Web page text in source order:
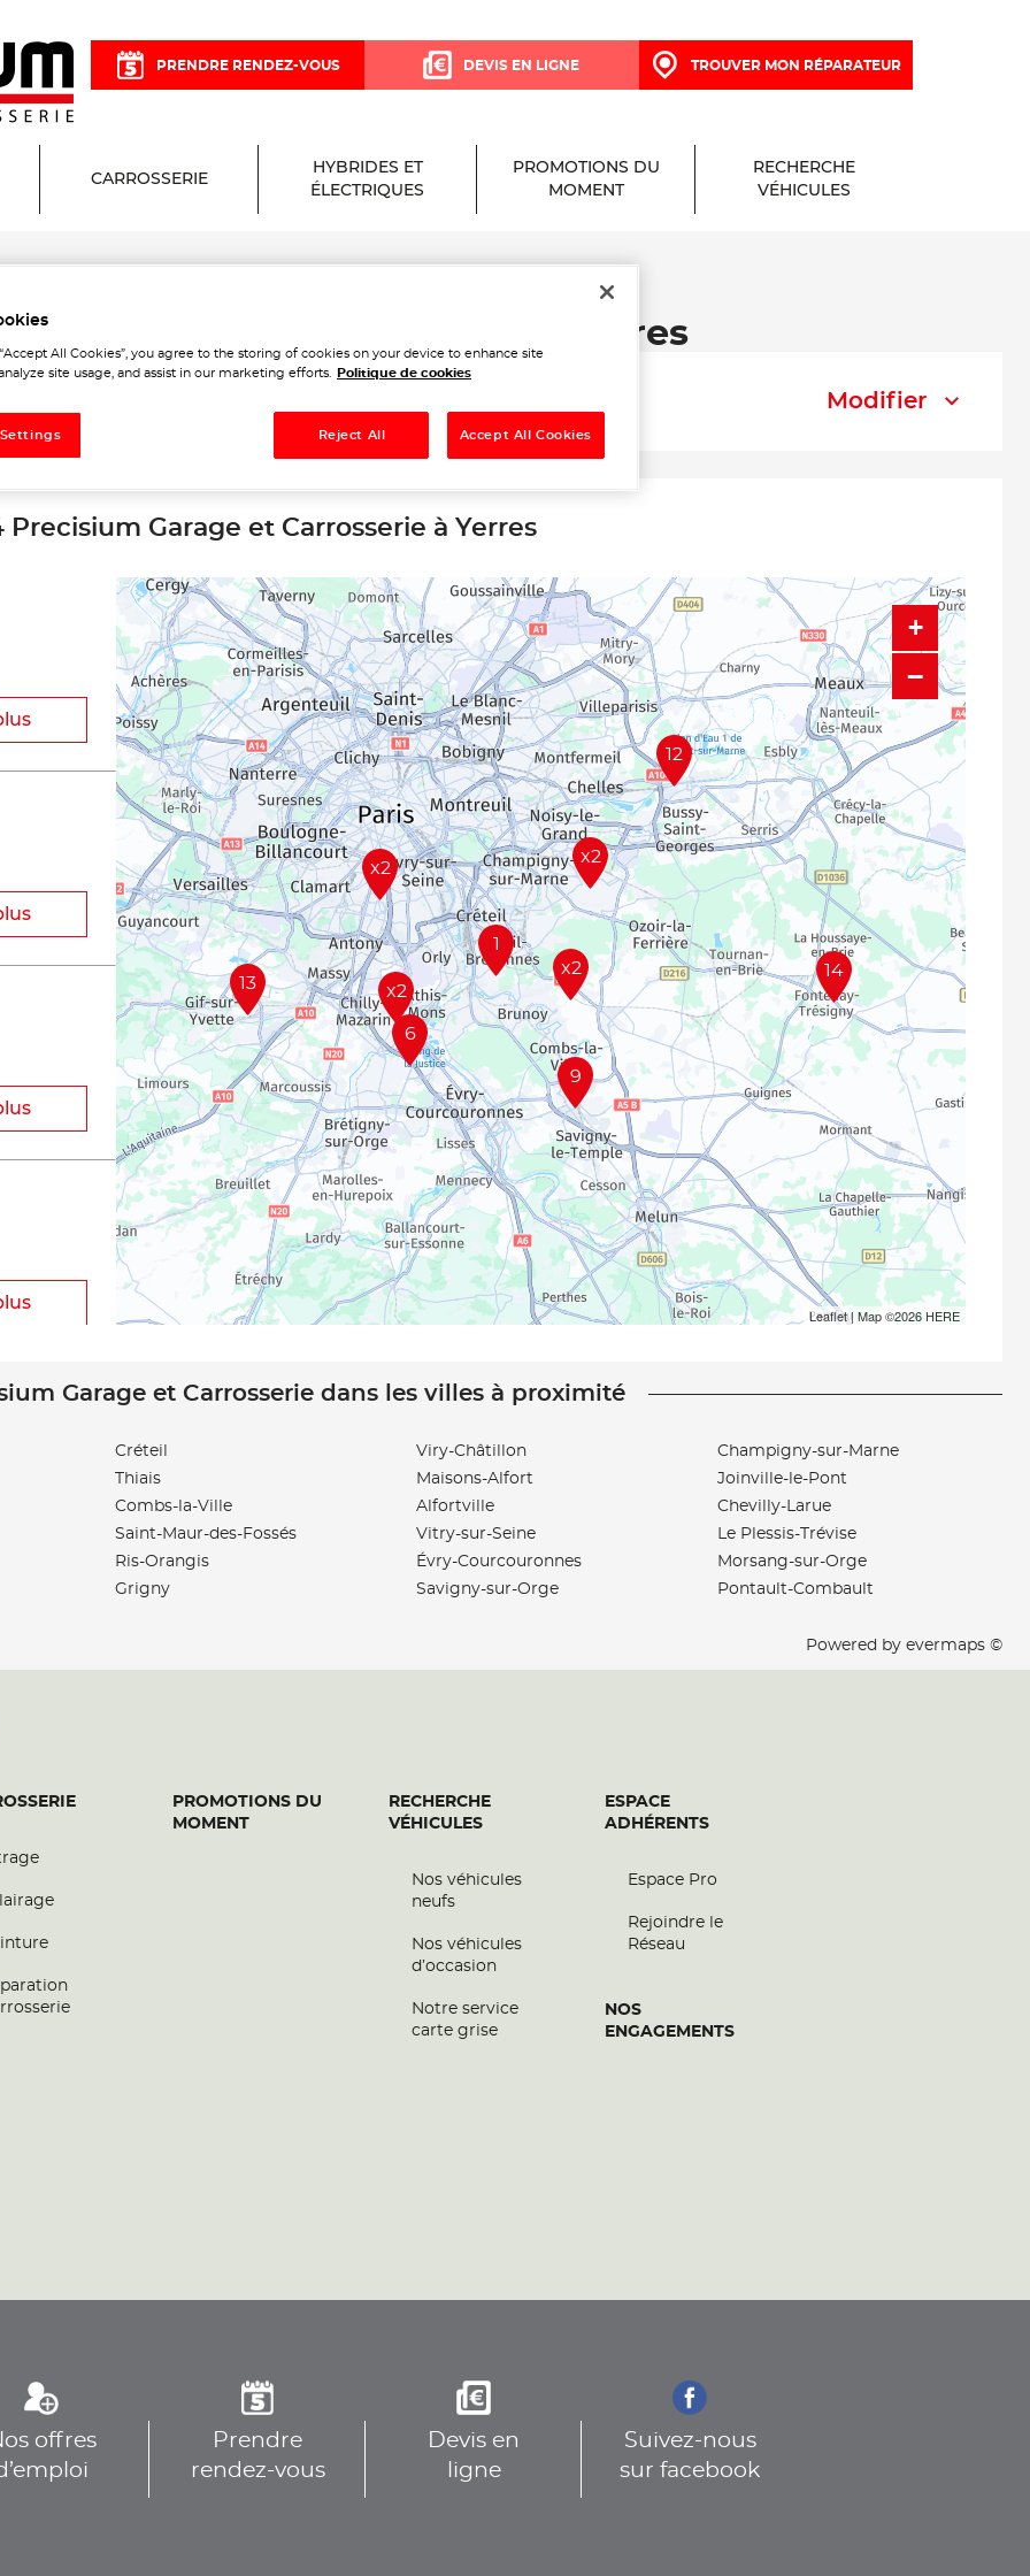
PRENDRE RENDEZ-VOUS DEVIS EN LIGNE TROUVER MON RÉPARATEUR
CARROSSERIE
HYBRIDES ET
ÉLECTRIQUES
PROMOTIONS DU
MOMENT
RECHERCHE
VÉHICULES
Garage et Carrosserie à Yerres
Modifier
Precisium Garage et Carrosserie à Yerres
14
13
12
9
x2
x2
6
x2
1
x2
+
−
Leaflet| Map ©2026 HERE
Garage et Carrosserie dans les villes à proximité
Créteil
Thiais
Combs-la-Ville
Saint-Maur-des-Fossés
Ris-Orangis
Grigny
Viry-Châtillon
Maisons-Alfort
Alfortville
Vitry-sur-Seine
Évry-Courcouronnes
Savigny-sur-Orge
Champigny-sur-Marne
Joinville-le-Pont
Chevilly-Larue
Le Plessis-Trévise
Morsang-sur-Orge
Pontault-Combault
Powered by evermaps ©
PROMOTIONS DU
MOMENT
RECHERCHE
VÉHICULES
Nos véhicules
neufs
Nos véhicules
d’occasion
Notre service
carte grise
ESPACE
ADHÉRENTS
Espace Pro
Rejoindre le
Réseau
NOS
ENGAGEMENTS
offres
Prendre
rendez-vous
Devis en
ligne
Suivez-nous
sur facebook
All Cookies”, you agree to the storing of cookies on your device to enhance site
site usage, and assist in our marketing efforts.
Politique de cookies
Reject All Accept All Cookies